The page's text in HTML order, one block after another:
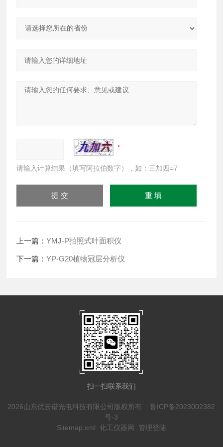
请输入计算结果（填写阿拉伯数字），如：三加四=7
上一篇：YMJ-P拍照式叶面积仪
下一篇：YP-G20植物冠层分析仪
扫一扫联系我们
2026山东优云谱光电科技有限公司版权所有 鲁ICP备2023002382
号-3
Sitemap.xml 化工仪器网 管理登陆